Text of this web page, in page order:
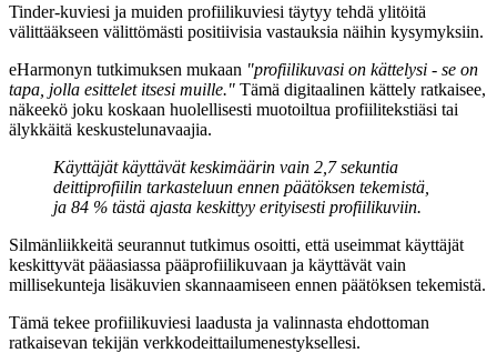
Tinder-kuviesi ja muiden profiilikuviesi täytyy tehdä ylitöitä
välittääkseen välittömästi positiivisia vastauksia näihin kysymyksiin.
eHarmonyn tutkimuksen mukaan "profiilikuvasi on kättelysi - se on
tapa, jolla esittelet itsesi muille." Tämä digitaalinen kättely ratkaisee,
näkeekö joku koskaan huolellisesti muotoiltua profiilitekstiäsi tai
älykkäitä keskustelunavaajia.
Käyttäjät käyttävät keskimäärin vain 2,7 sekuntia
deittiprofiilin tarkasteluun ennen päätöksen tekemistä,
ja 84 % tästä ajasta keskittyy erityisesti profiilikuviin.
Silmänliikkeitä seurannut tutkimus osoitti, että useimmat käyttäjät
keskittyvät pääasiassa pääprofiilikuvaan ja käyttävät vain
millisekunteja lisäkuvien skannaamiseen ennen päätöksen tekemistä.
Tämä tekee profiilikuviesi laadusta ja valinnasta ehdottoman
ratkaisevan tekijän verkkodeittailumenestyksellesi.